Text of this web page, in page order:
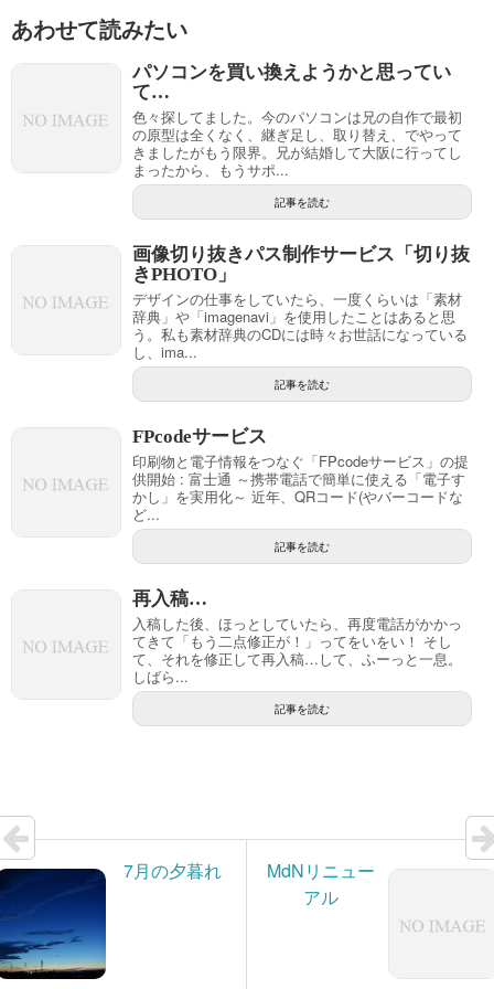
あわせて読みたい
パソコンを買い換えようかと思ってい
て…
色々探してました。今のパソコンは兄の自作で最初
の原型は全くなく、継ぎ足し、取り替え、でやって
きましたがもう限界。兄が結婚して大阪に行ってし
まったから、もうサポ...
記事を読む
画像切り抜きパス制作サービス「切り抜
きPHOTO」
デザインの仕事をしていたら、一度くらいは「素材
辞典」や「imagenavi」を使用したことはあると思
う。私も素材辞典のCDには時々お世話になっている
し、ima...
記事を読む
FPcodeサービス
印刷物と電子情報をつなぐ「FPcodeサービス」の提
供開始 : 富士通 ～携帯電話で簡単に使える「電子す
かし」を実用化～ 近年、QRコード(やバーコードな
ど...
記事を読む
再入稿…
入稿した後、ほっとしていたら、再度電話がかかっ
てきて「もう二点修正が！」ってをいをい！ そし
て、それを修正して再入稿…して、ふーっと一息。
しばら...
記事を読む
7月の夕暮れ
MdNリニュー
アル